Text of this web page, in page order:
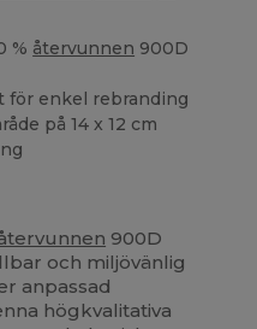
% återvunnen 900D
för enkel rebranding
på 14 x 12 cm
900D
och miljövänlig
anpassad
högkvalitativa